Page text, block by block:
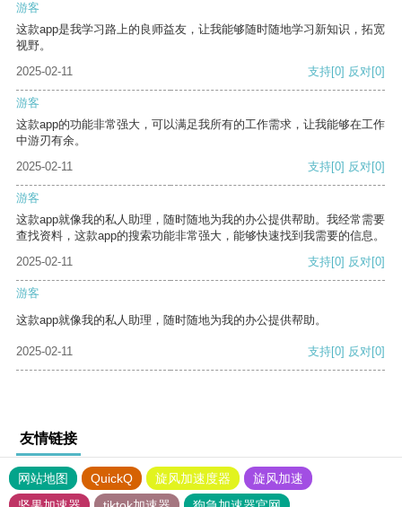
游客
这款app是我学习路上的良师益友，让我能够随时随地学习新知识，拓宽
视野。
2025-02-11
支持[0] 反对[0]
游客
这款app的功能非常强大，可以满足我所有的工作需求，让我能够在工作
中游刃有余。
2025-02-11
支持[0] 反对[0]
游客
这款app就像我的私人助理，随时随地为我的办公提供帮助。我经常需要
查找资料，这款app的搜索功能非常强大，能够快速找到我需要的信息。
2025-02-11
支持[0] 反对[0]
游客
这款app就像我的私人助理，随时随地为我的办公提供帮助。
2025-02-11 支持[0] 反对[0]
友情链接
网站地图 QuickQ 旋风加速度器
旋风加速